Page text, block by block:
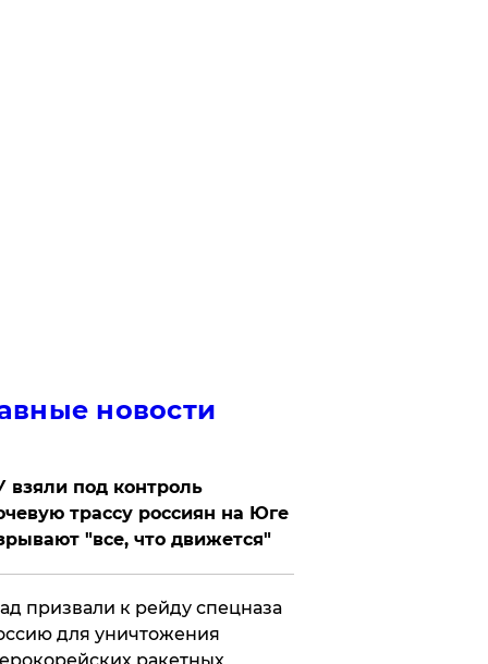
новости
взяли под контроль
трассу россиян на Юге
"все, что движется"
призвали к рейду спецназа
для уничтожения